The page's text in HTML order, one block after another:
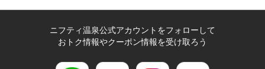
ニフティ温泉公式アカウントをフォローして
おトク情報やクーポン情報を受け取ろう